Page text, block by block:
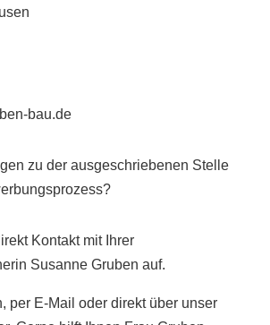
bau.de
zu der ausgeschriebenen Stelle
Kontakt mit Ihrer
Susanne Gruben auf.
per E-Mail oder direkt über unser